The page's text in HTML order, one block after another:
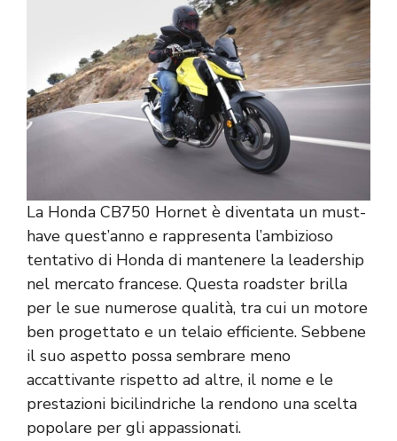
La Honda CB750 Hornet è diventata un must-
have quest’anno e rappresenta l’ambizioso
tentativo di Honda di mantenere la leadership
nel mercato francese. Questa roadster brilla
per le sue numerose qualità, tra cui un motore
ben progettato e un telaio efficiente. Sebbene
il suo aspetto possa sembrare meno
accattivante rispetto ad altre, il nome e le
prestazioni bicilindriche la rendono una scelta
popolare per gli appassionati.